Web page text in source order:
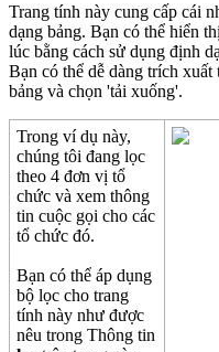
Trang tính này cung cấp cái
dạng bảng. Bạn có thể hiển thị
lúc bằng cách sử dụng định dạ
Bạn có thể dễ dàng trích xuất
bảng và chọn 'tải xuống'.
Trong ví dụ này,
chúng tôi đang lọc
theo 4 đơn vị tổ
chức và xem thông
tin cuộc gọi cho các
tổ chức đó.
Bạn có thể áp dụng
bộ lọc cho trang
tính này như được
nêu trong Thông tin